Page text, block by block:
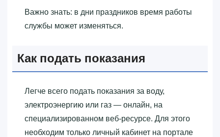
Важно знать: в дни праздников время работы
службы может изменяться.
Как подать показания
Легче всего подать показания за воду,
электроэнергию или газ — онлайн, на
специализированном веб-ресурсе. Для этого
необходим только личный кабинет на портале